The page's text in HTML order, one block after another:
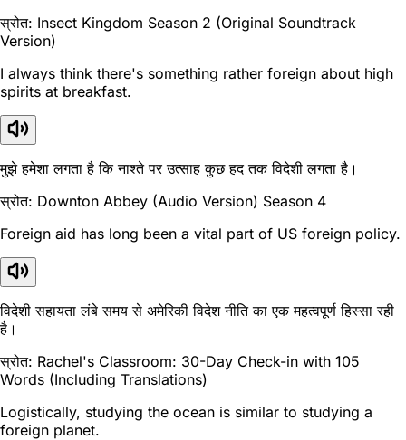
स्रोत: Insect Kingdom Season 2 (Original Soundtrack
Version)
I always think there's something rather foreign about high
spirits at breakfast.
मुझे हमेशा लगता है कि नाश्ते पर उत्साह कुछ हद तक विदेशी लगता है।
स्रोत: Downton Abbey (Audio Version) Season 4
Foreign aid has long been a vital part of US foreign policy.
विदेशी सहायता लंबे समय से अमेरिकी विदेश नीति का एक महत्वपूर्ण हिस्सा रही
है।
स्रोत: Rachel's Classroom: 30-Day Check-in with 105
Words (Including Translations)
Logistically, studying the ocean is similar to studying a
foreign planet.